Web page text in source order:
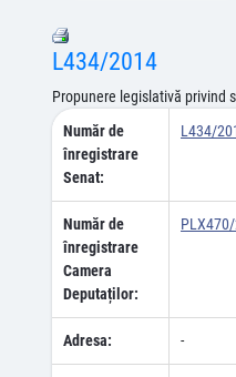
L434/2014
Propunere legislativă privind
Număr de
înregistrare
Senat:
L434/
Număr de
înregistrare
Camera
Deputaților:
Adresa: -